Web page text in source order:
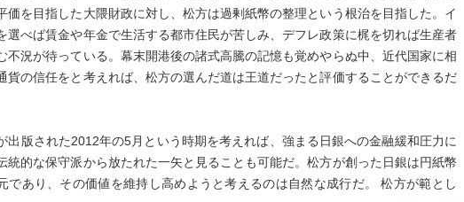
価を目指した大隈財政に対し、松方は過剰紙幣の整理という根治を目指した。イ
選べば賃金や年金で生活する都市住民が苦しみ、デフレ政策に梶を切れば生産者
不況が待っている。幕末開港後の諸式高騰の記憶も覚めやらぬ中、近代国家に相
貨の信任をと考えれば、松方の選んだ道は王道だったと評価することができるだ
出版された2012年の5月という時期を考えれば、強まる日銀への金融緩和圧力に
統的な保守派から放たれた一矢と見ることも可能だ。松方が創った日銀は円紙幣
であり、その価値を維持し高めようと考えるのは自然な成行だ。 松方が範とし